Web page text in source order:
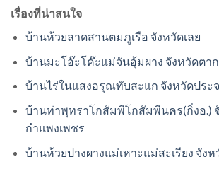
เรื่องที่น่าสนใจ
บ้านห้วยลาดสานตมภูเรือ จังหวัดเลย
บ้านมะโอ๊ะโค๊ะแม่จันอุ้มผาง จังหวัดตาก
บ้านไร่ในแสงอรุณทับสะแก จังหวัดประ
บ้านท่าพุทราโกสัมพีโกสัมพีนคร(กิ่งอ.)
กำแพงเพชร
บ้านห้วยปางผางแม่เหาะแม่สะเรียง จัง